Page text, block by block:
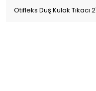
Otifleks Duş Kulak Tıkacı